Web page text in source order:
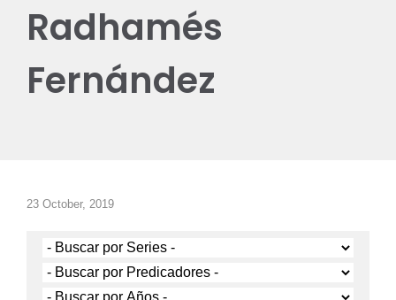
Radhamés
Fernández
23 October, 2019